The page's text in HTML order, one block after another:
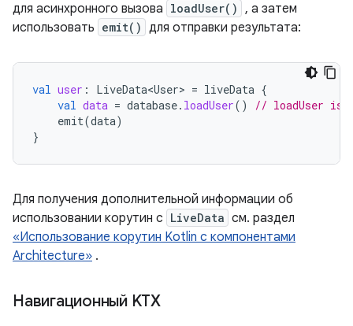
для асинхронного вызова loadUser() , а затем
использовать emit() для отправки результата:
val user : LiveData<User> = liveData {
val data = database. loadUser()
// loadUser is
emit(data)
}
Для получения дополнительной информации об
использовании корутин с LiveData см. раздел
«Использование корутин Kotlin с компонентами
Architecture» .
Навигационный KTX